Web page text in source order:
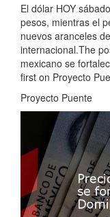
El dólar HOY
pesos, mientras el
nuevos aranceles
internacional.The
mexicano se
first on Proyecto
Proyecto Puente